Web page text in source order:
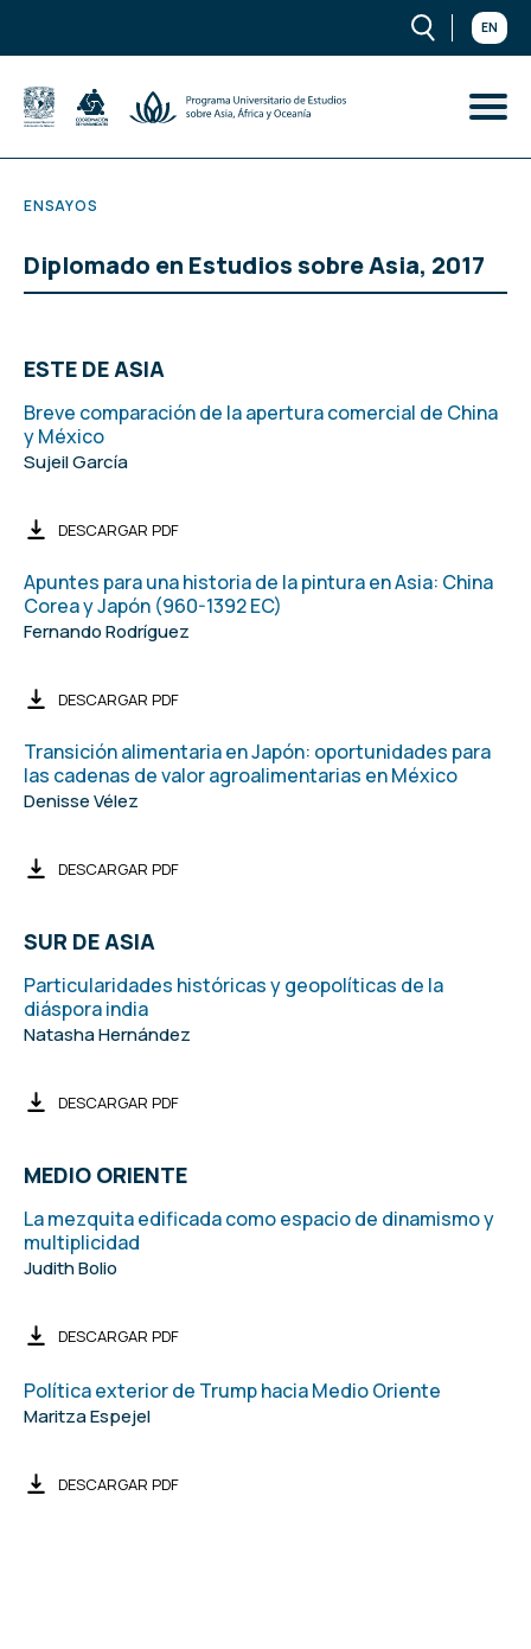
EN
ENSAYOS
Diplomado en Estudios sobre Asia, 2017
ESTE DE ASIA
Breve comparación de la apertura comercial de China
y México
Sujeil García
DESCARGAR PDF
Apuntes para una historia de la pintura en Asia: China
Corea y Japón (960-1392 EC)
Fernando Rodríguez
DESCARGAR PDF
Transición alimentaria en Japón: oportunidades para
las cadenas de valor agroalimentarias en México
Denisse Vélez
DESCARGAR PDF
SUR DE ASIA
Particularidades históricas y geopolíticas de la
diáspora india
Natasha Hernández
DESCARGAR PDF
MEDIO ORIENTE
La mezquita edificada como espacio de dinamismo y
multiplicidad
Judith Bolio
DESCARGAR PDF
Política exterior de Trump hacia Medio Oriente
Maritza Espejel
DESCARGAR PDF